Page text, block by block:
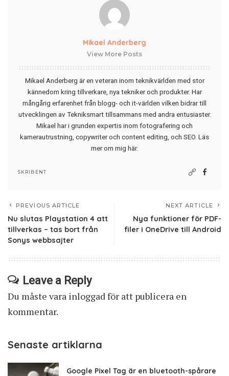
Mikael Anderberg
View More Posts
Mikael Anderberg är en veteran inom teknikvärlden med stor
kännedom kring tillverkare, nya tekniker och produkter. Har
mångårig erfarenhet från blogg- och it-världen vilken bidrar till
utvecklingen av Tekniksmart tillsammans med andra entusiaster.
Mikael har i grunden expertis inom fotografering och
kamerautrustning, copywriter och content editing, och SEO. Läs
mer om mig här.
SKRIBENT
PREVIOUS ARTICLE
Nu slutas Playstation 4 att
tillverkas – tas bort från
Sonys webbsajter
NEXT ARTICLE
Nya funktioner för PDF-
filer i OneDrive till Android
Leave a Reply
Du måste vara inloggadför att publicera en
kommentar.
Senaste artiklarna
Google Pixel Tag är en bluetooth-spårare